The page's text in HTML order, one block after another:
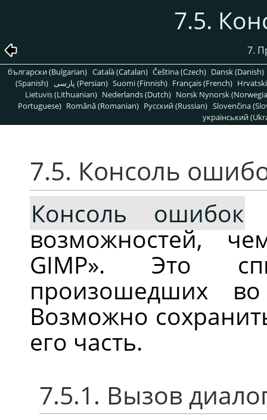
7.5.
7.
български (Bulgarian) Català (Catalan) Čeština (Czech) Dansk (Danish)
(Spanish)
پارسی (Persian) Suomi (Finnish) Français (French)
Lietuvis (Lithuanian) Nederlands (Dutch) Norsk Nynorsk
Portuguese) Română (Romanian) Pусский (Russian) Slovenčina
український
7.5. Консоль
Консоль ошибок
возможностей,
GIMP». Это
произошедших
Возможно
его часть.
7.5.1. Вызов